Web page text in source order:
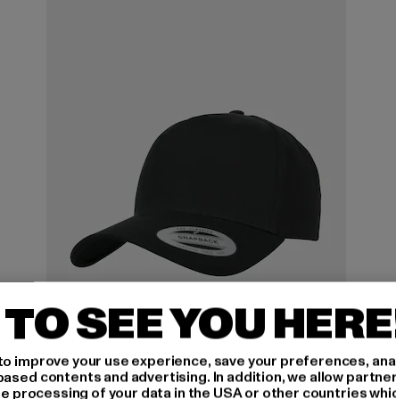
FLEXFIT
5-Panel Curved Classic
SEE YOU
improve your use experience, save your preferences,
contents and advertising. In addition, we allow
processing of your data in the USA or other countries